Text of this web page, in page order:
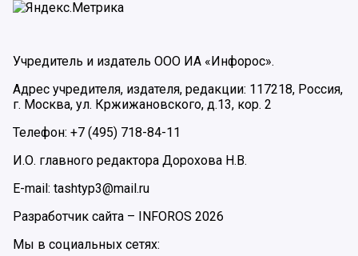
Учредитель и издатель ООО ИА «Инфорос».
Адрес учредителя, издателя, редакции: 117218, Россия,
г. Москва, ул. Кржижановского, д.13, кор. 2
Телефон: +7 (495) 718-84-11
И.О. главного редактора Дорохова Н.В.
E-mail: tashtyp3@mail.ru
Разработчик сайта – INFOROS 2026
Мы в социальных сетях: